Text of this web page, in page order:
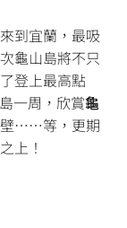
到宜蘭，最吸
龜山島將不只
登上最高點
一周，欣賞龜
壁……等，更期
上！